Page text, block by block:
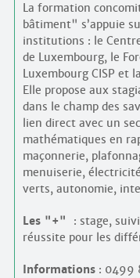
La formation
bâtiment" s’appuie
institutions : le
de Luxembourg, le
Luxembourg CISP et
Elle propose aux
dans le champ des
lien direct avec un
mathématiques en
maçonnerie,
menuiserie,
verts, autonomie,
Les "+"
: stage,
réussite pour les
Informations: 0499